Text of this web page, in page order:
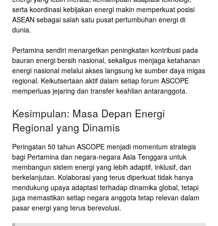
serta koordinasi kebijakan energi makin memperkuat posisi
ASEAN sebagai salah satu pusat pertumbuhan energi di
dunia.
Pertamina sendiri menargetkan peningkatan kontribusi pada
bauran energi bersih nasional, sekaligus menjaga ketahanan
energi nasional melalui akses langsung ke sumber daya migas
regional. Keikutsertaan aktif dalam setiap forum ASCOPE
memperluas jejaring dan transfer keahlian antaranggota.
Kesimpulan: Masa Depan Energi
Regional yang Dinamis
Peringatan 50 tahun ASCOPE menjadi momentum strategis
bagi Pertamina dan negara-negara Asia Tenggara untuk
membangun sistem energi yang lebih adaptif, inklusif, dan
berkelanjutan. Kolaborasi yang terus diperkuat tidak hanya
mendukung upaya adaptasi terhadap dinamika global, tetapi
juga memastikan setiap negara anggota tetap relevan dalam
pasar energi yang terus berevolusi.